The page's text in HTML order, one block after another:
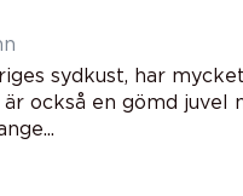
sydkust, har
också en gömd